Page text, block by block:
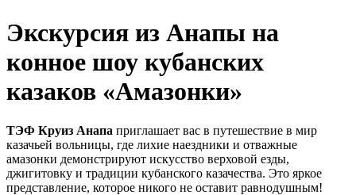
Экскурсия из Анапы на
конное шоу кубанских
казаков «Амазонки»
ТЭФ Круиз Анапа приглашает вас в путешествие в мир
казачьей вольницы, где лихие наездники и отважные
амазонки демонстрируют искусство верховой езды,
джигитовку и традиции кубанского казачества. Это яркое
представление, которое никого не оставит равнодушным!